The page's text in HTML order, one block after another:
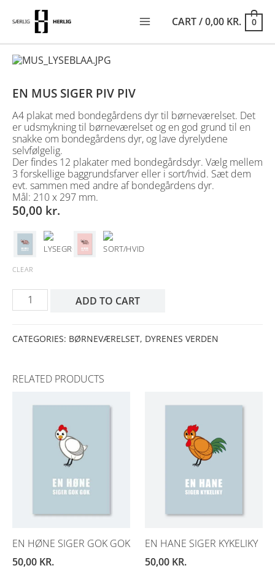
CONTENT
CART/0,00 KR. 0
EN MUS SIGER PIV PIV
A4 plakat med bondegårdens dyr til børneværelset. Det
er udsmykning til børneværelset og en god grund til en
snakke om bondegårdens dyr, og lave dyrelydene
selvfølgelig.
Der findes 12 plakater med bondegårdsdyr. Vælg mellem
3 forskellige baggrundsfarver eller i sort/hvid. Sæt dem
evt. sammen med andre af bondegårdens dyr.
Mål: 210 x 297 mm.
50,00 kr.
CLEAR
EN
MUS
PIV
ADD TO CART
CATEGORIES: BØRNEVÆRELSET, DYRENES VERDEN
RELATED PRODUCTS
EN HØNE SIGER GOK GOK
50,00 KR.
EN HANE SIGER KYKELIKY
50,00 KR.